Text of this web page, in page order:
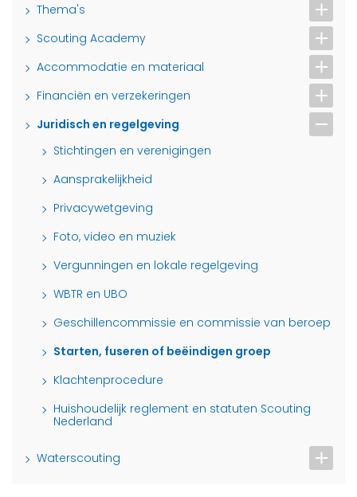
Thema's
Scouting Academy
Accommodatie en materiaal
Financiën en verzekeringen
Juridisch en regelgeving
Stichtingen en verenigingen
Aansprakelijkheid
Privacywetgeving
Foto, video en muziek
Vergunningen en lokale regelgeving
WBTR en UBO
Geschillencommissie en commissie van beroep
Starten, fuseren of beëindigen groep
Klachtenprocedure
Huishoudelijk reglement en statuten Scouting
Nederland
Waterscouting